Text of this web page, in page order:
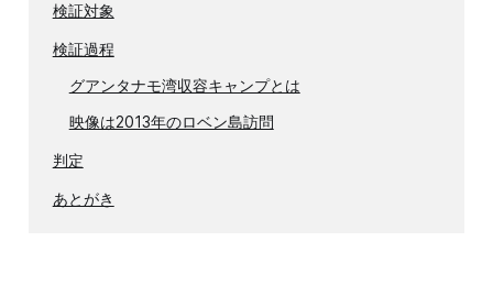
検証対象
検証過程
グアンタナモ湾収容キャンプとは
映像は2013年のロベン島訪問
判定
あとがき